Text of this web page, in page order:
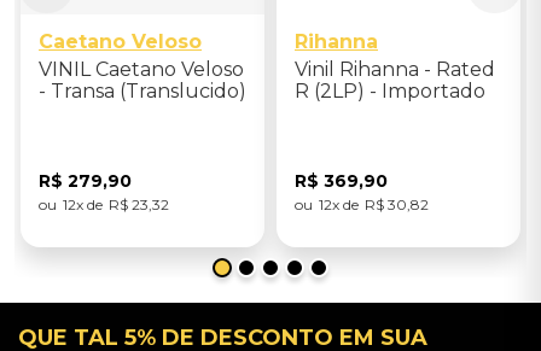
Caetano Veloso
VINIL Caetano Veloso
- Transa (Translucido)
R$ 279,90
12 R$ 23 32
Rihanna
Vinil Rihanna - Rated
R (2LP) - Importado
R$ 369,90
12 R$ 30 82
QUE TAL 5% DE DESCONTO EM SUA